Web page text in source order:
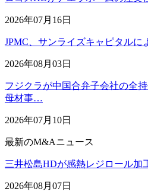
2026年07月16日
JPMC、サンライズキャピタルに
2026年08月03日
フジクラが中国合弁子会社の全
母材事…
2026年07月10日
最新のM&Aニュース
三井松島HDが感熱レジロール加
2026年08月07日